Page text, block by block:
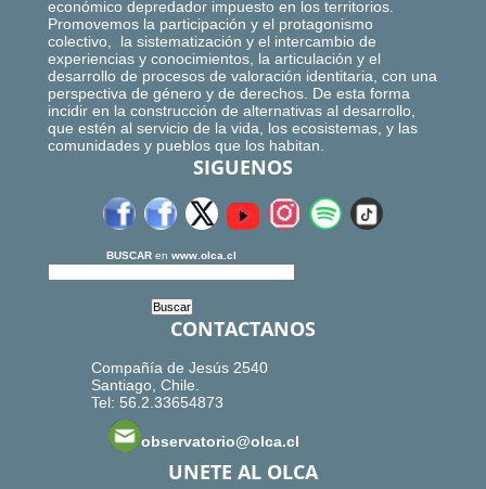
económico depredador impuesto en los territorios.
Promovemos la participación y el protagonismo
colectivo, la sistematización y el intercambio de
experiencias y conocimientos, la articulación y el
desarrollo de procesos de valoración identitaria, con una
perspectiva de género y de derechos. De esta forma
incidir en la construcción de alternativas al desarrollo,
que estén al servicio de la vida, los ecosistemas, y las
comunidades y pueblos que los habitan.
SIGUENOS
BUSCAR en www.olca.cl
CONTACTANOS
Compañía de Jesús 2540
Santiago, Chile.
Tel: 56.2.33654873
observatorio@olca.cl
UNETE AL OLCA